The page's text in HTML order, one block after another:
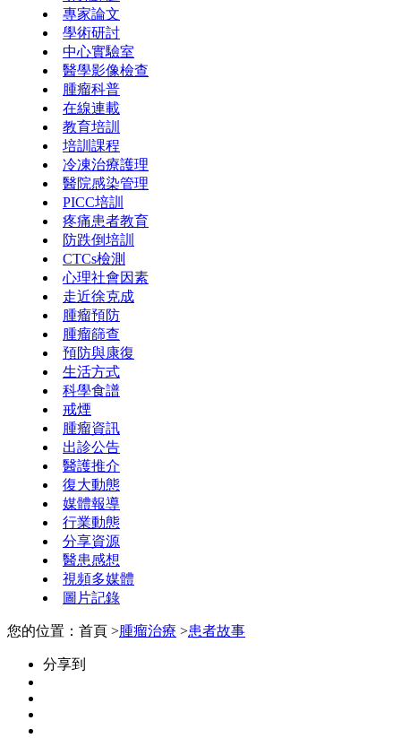
專家論文
學術研討
中心實驗室
醫學影像檢查
腫瘤科普
在線連載
教育培訓
培訓課程
冷凍治療護理
醫院感染管理
PICC培訓
疼痛患者教育
防跌倒培訓
CTCs檢測
心理社會因素
走近徐克成
腫瘤預防
腫瘤篩查
預防與康復
生活方式
科學食譜
戒煙
腫瘤資訊
出診公告
醫護推介
復大動態
媒體報導
行業動態
分享資源
醫患感想
視頻多媒體
圖片記錄
您的位置：首頁 >腫瘤治療 >患者故事
分享到